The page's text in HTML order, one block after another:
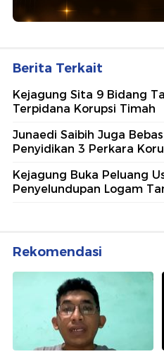
Berita Terkait
Kejagung Sita 9 Bidang
Terpidana Korupsi Timah
Junaedi Saibih Juga
Penyidikan 3 Perkara
Kejagung Buka Peluang
Penyelundupan Logam
Rekomendasi